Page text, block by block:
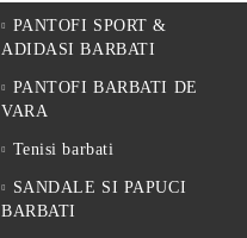
PANTOFI SPORT &
ADIDASI BARBATI
PANTOFI BARBATI DE
VARA
Tenisi barbati
SANDALE SI PAPUCI
BARBATI